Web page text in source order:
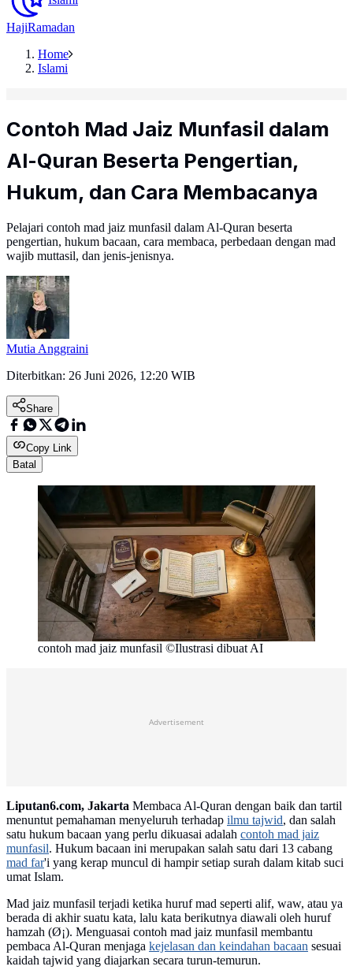
HajiRamadan
Home
Islami
Contoh Mad Jaiz Munfasil dalam
Al-Quran Beserta Pengertian,
Hukum, dan Cara Membacanya
Pelajari contoh mad jaiz munfasil dalam Al-Quran beserta
pengertian, hukum bacaan, cara membaca, perbedaan dengan mad
wajib muttasil, dan jenis-jenisnya.
Mutia Anggraini
Diterbitkan: 26 Juni 2026, 12:20 WIB
Share
Copy Link
Batal
contoh mad jaiz munfasil ©Ilustrasi dibuat AI
Advertisement
Liputan6.com, Jakarta Membaca Al-Quran dengan baik dan tartil
menuntut pemahaman menyeluruh terhadap ilmu tajwid, dan salah
satu hukum bacaan yang perlu dikuasai adalah contoh mad jaiz
munfasil. Hukum bacaan ini merupakan salah satu dari 13 cabang
mad far'i yang kerap muncul di hampir setiap surah dalam kitab suci
umat Islam.
Mad jaiz munfasil terjadi ketika huruf mad seperti alif, waw, atau ya
berada di akhir suatu kata, lalu kata berikutnya diawali oleh huruf
hamzah (Ø¡). Menguasai contoh mad jaiz munfasil membantu
pembaca Al-Quran menjaga kejelasan dan keindahan bacaan sesuai
kaidah tajwid yang diajarkan secara turun-temurun.